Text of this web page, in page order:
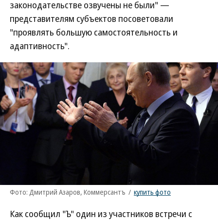
законодательстве озвучены не были" —
представителям субъектов посоветовали
"проявлять большую самостоятельность и
адаптивность".
Фото: Дмитрий Азаров, Коммерсантъ / купить фото
Как сообщил "Ъ" один из участников встречи с